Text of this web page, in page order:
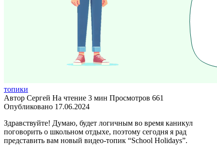
топики
Автор Сергей На чтение 3 мин Просмотров 661
Опубликовано 17.06.2024
Здравствуйте! Думаю, будет логичным во время каникул
поговорить о школьном отдыхе, поэтому сегодня я рад
представить вам новый видео-топик “School Holidays”.